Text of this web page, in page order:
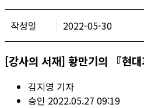
작성일 2022-05-30
[강사의 서재] 황만기의 『현대
김지영 기자
승인 2022.05.27 09:19